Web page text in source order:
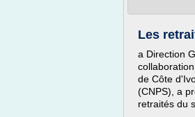
Les
a Direction
de Côte
(CNPS), a
retraités du